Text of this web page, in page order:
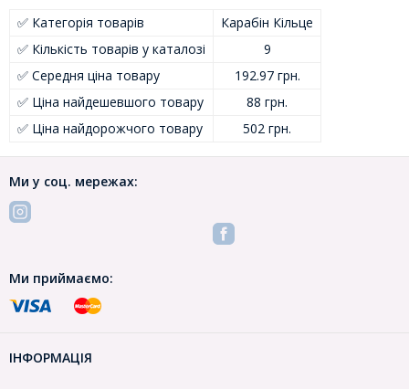
✅ Категорія товарів
Карабін Кільце
✅ Кількість товарів у каталозі
9
✅ Середня ціна товару
192.97 грн.
✅ Ціна найдешевшого товару
88 грн.
✅ Ціна найдорожчого товару
502 грн.
Ми у соц. мережах:
Ми приймаємо:
ІНФОРМАЦІЯ